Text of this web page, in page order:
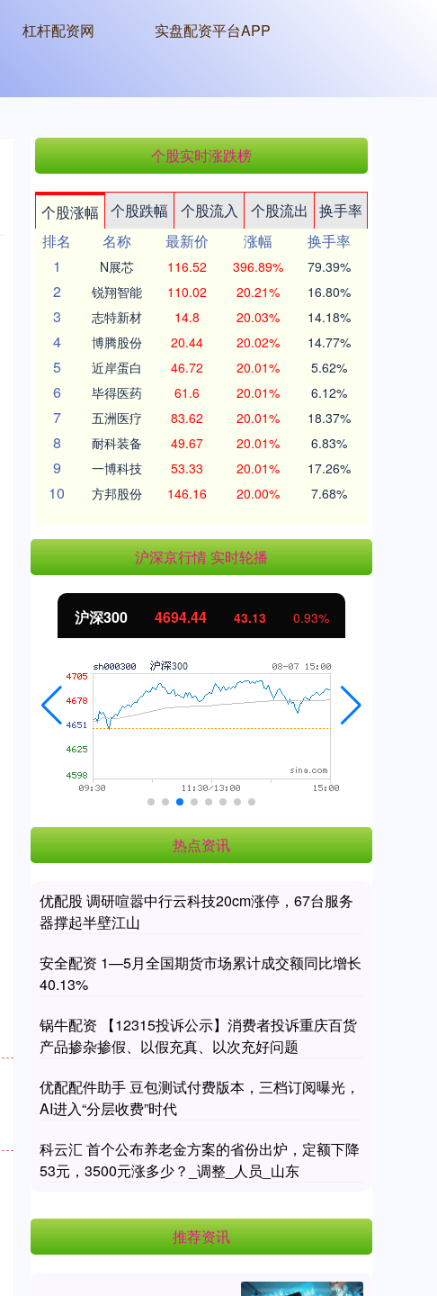
杠杆配资网 实盘配资平台APP
个股实时涨跌榜
个股涨幅 个股跌幅 个股流入 个股流出
换手率
排名
名称 最新价 涨幅
换手率
1
N展芯 116.52 396.89% 79.39%
2 锐翔智能 110.02 20.21% 16.80%
3 志特新材 14.8 20.03% 14.18%
4 博腾股份 20.44 20.02% 14.77%
5 近岸蛋白 46.72 20.01% 5.62%
6 毕得医药 61.6 20.01% 6.12%
7 五洲医疗 83.62 20.01% 18.37%
8 耐科装备 49.67 20.01% 6.83%
9 一博科技 53.33 20.01% 17.26%
10 方邦股份 146.16 20.00% 7.68%
沪深京行情 实时轮播
北证50 1134.24 11.37 1.01%
热点资讯
优配股 调研喧嚣中行云科技20cm涨停，67台服务
器撑起半壁江山
安全配资 1—5月全国期货市场累计成交额同比增长
40.13%
锅牛配资 【12315投诉公示】消费者投诉重庆百货
产品掺杂掺假、以假充真、以次充好问题
优配配件助手 豆包测试付费版本，三档订阅曝光，
AI进入“分层收费”时代
科云汇 首个公布养老金方案的省份出炉，定额下降
53元，3500元涨多少？_调整_人员_山东
推荐资讯